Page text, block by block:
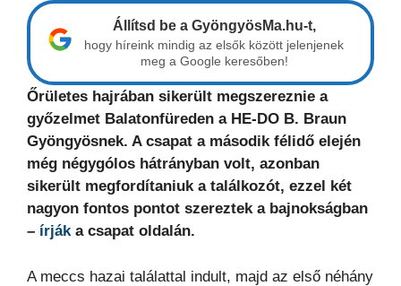
Állítsd be a GyöngyösMa.hu-t,
hogy híreink mindig az elsők között jelenjenek
meg a Google keresőben!
Őrületes hajrában sikerült megszereznie a
győzelmet Balatonfüreden a HE-DO B. Braun
Gyöngyösnek. A csapat a második félidő elején
még négygólos hátrányban volt, azonban
sikerült megfordítaniuk a találkozót, ezzel két
nagyon fontos pontot szereztek a bajnokságban
– írjáka csapat oldalán.
A meccs hazai találattal indult, majd az első néhány